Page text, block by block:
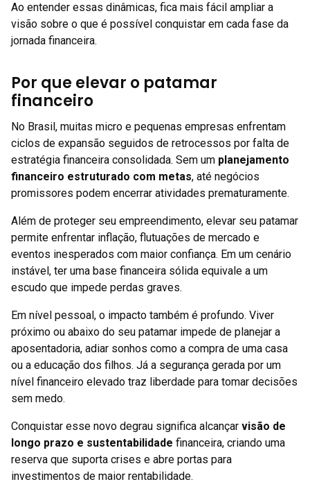
Ao entender essas dinâmicas, fica mais fácil ampliar a
visão sobre o que é possível conquistar em cada fase da
jornada financeira.
Por que elevar o patamar
financeiro
No Brasil, muitas micro e pequenas empresas enfrentam
ciclos de expansão seguidos de retrocessos por falta de
estratégia financeira consolidada. Sem um planejamento
financeiro estruturado com metas, até negócios
promissores podem encerrar atividades prematuramente.
Além de proteger seu empreendimento, elevar seu patamar
permite enfrentar inflação, flutuações de mercado e
eventos inesperados com maior confiança. Em um cenário
instável, ter uma base financeira sólida equivale a um
escudo que impede perdas graves.
Em nível pessoal, o impacto também é profundo. Viver
próximo ou abaixo do seu patamar impede de planejar a
aposentadoria, adiar sonhos como a compra de uma casa
ou a educação dos filhos. Já a segurança gerada por um
nível financeiro elevado traz liberdade para tomar decisões
sem medo.
Conquistar esse novo degrau significa alcançar visão de
longo prazo e sustentabilidade financeira, criando uma
reserva que suporta crises e abre portas para
investimentos de maior rentabilidade.